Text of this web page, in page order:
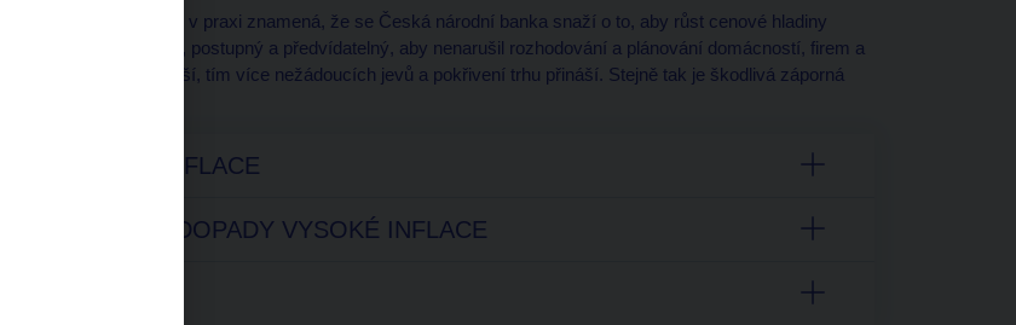
Péče o cenovou stabilitu v praxi znamená, že se Česká národní banka snaží o to, aby růst cenové hladiny
(inflace) byl natolik malý, postupný a předvídatelný, aby nenarušil rozhodování a plánování domácností, firem a
státu. Čím je inflace vyšší, tím více nežádoucích jevů a pokřivení trhu přináší. Stejně tak je škodlivá záporná
CO JE TO INFLACE
NEGATIVNÍ DOPADY VYSOKÉ INFLACE